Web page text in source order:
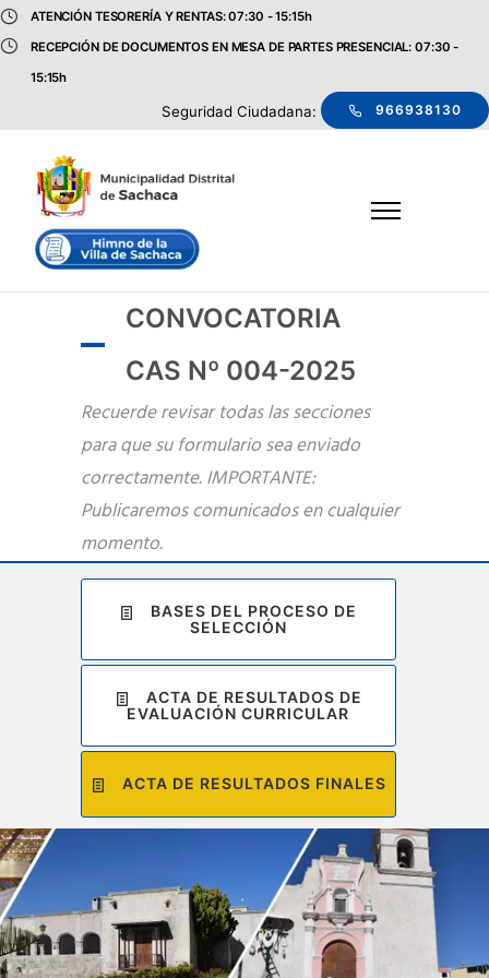
ATENCIÓN TESORERÍA Y RENTAS: 07:30 - 15:15h
RECEPCIÓN DE DOCUMENTOS EN MESA DE PARTES PRESENCIAL: 07:30 -
15:15h
Seguridad Ciudadana: 966938130
CONVOCATORIA
CAS Nº 004-2025
Recuerde revisar todas las secciones
para que su formulario sea enviado
correctamente.IMPORTANTE:
Publicaremos comunicados en cualquier
momento.
BASES DEL PROCESO DE
SELECCIÓN
ACTA DE RESULTADOS DE
EVALUACIÓN CURRICULAR
ACTA DE RESULTADOS FINALES